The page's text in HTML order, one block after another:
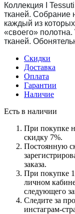
Коллекция I Tessuti
тканей. Собрание
каждый из
«своего» полотна.
тканей.
Скидки
Доставка
Оплата
Гарантии
Наличие
Есть в наличии
При покупке
скидку 7%.
Постоянную
заказа.
При покупке
личном
следующего
Следите за
инстаграм-